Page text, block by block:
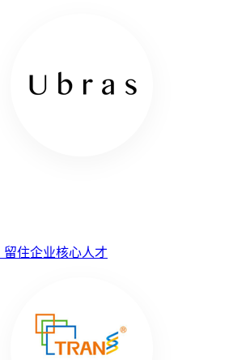
住企业核心人才